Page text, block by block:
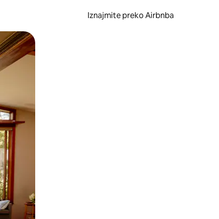
Iznajmite preko Airbnba
prstom po zaslonu.